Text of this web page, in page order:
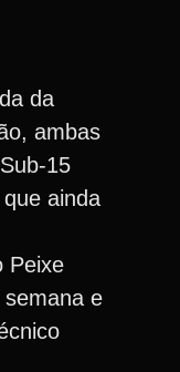
da
ambas
15
ainda
Peixe
e